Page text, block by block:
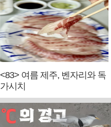
<83> 여름 제주, 벤자리와 독
가시치